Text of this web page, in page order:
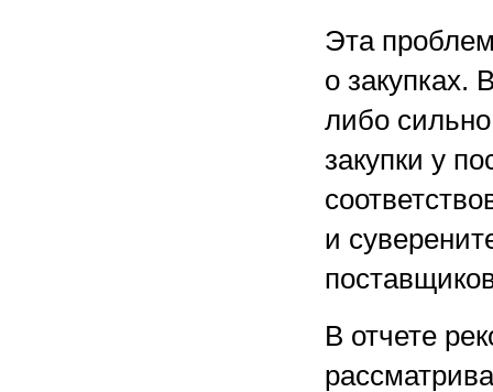
Эта
о закупках.
либо
закупки у
и
В отчете